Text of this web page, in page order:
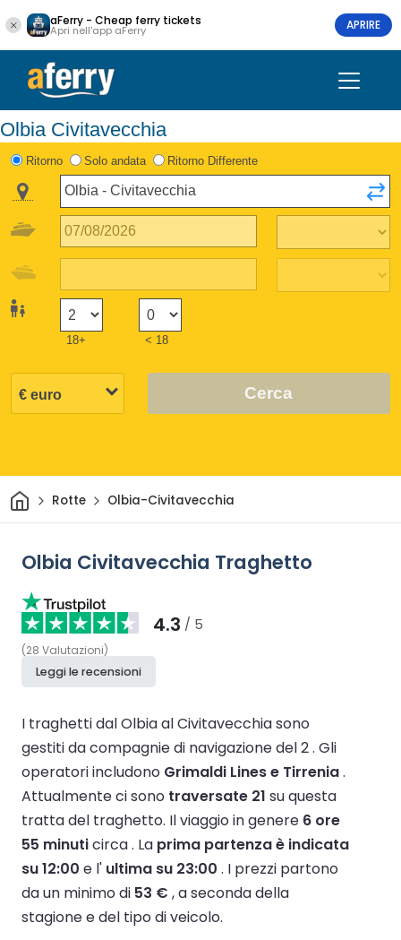
aFerry - Cheap ferry tickets
Apri nell'app aFerry APRIRE
Olbia Civitavecchia
Ritorno Solo andata Ritorno Differente
18+ < 18
Cerca
CasaRotte Olbia-Civitavecchia
Olbia Civitavecchia Traghetto
4.3 / 5
(28 Valutazioni)
Leggi le recensioni
I traghetti dal Olbia al Civitavecchia sono
gestiti da compagnie di navigazione del 2 . Gli
operatori includono Grimaldi Lines e Tirrenia.
Attualmente ci sono traversate 21 su questa
tratta del traghetto. Il viaggio in genere 6 ore
55 minuticirca . La prima partenza è indicata
su 12:00 e l' ultima su 23:00 . I prezzi partono
da un minimo di 53 € , a seconda della
stagione e del tipo di veicolo.